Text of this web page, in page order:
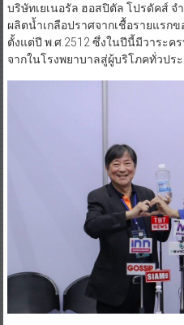
บริษัทเยเนอรัล ฮอสปิตัล โปรดัคส์ จ
ผลิตน้ำเกลือปราศจากเชื้อรายแรก
ตั้งแต่ปี พ.ศ.2512 ซึ่งในปีนี้มีวาระค
จากในโรงพยาบาลสู่ผู้บริโภคทั่วประ